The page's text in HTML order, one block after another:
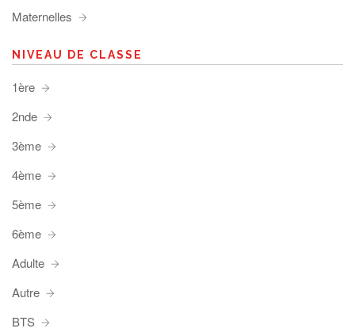
Maternelles
NIVEAU DE CLASSE
1ère
2nde
3ème
4ème
5ème
6ème
Adulte
Autre
BTS